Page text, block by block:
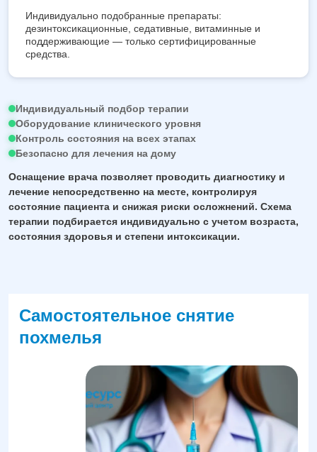
Индивидуально подобранные препараты:
дезинтоксикационные, седативные, витаминные и
поддерживающие — только сертифицированные
средства.
Индивидуальный подбор терапии
Оборудование клинического уровня
Контроль состояния на всех этапах
Безопасно для лечения на дому
Оснащение врача позволяет проводить диагностику и
лечение непосредственно на месте, контролируя
состояние пациента и снижая риски осложнений. Схема
терапии подбирается индивидуально с учетом возраста,
состояния здоровья и степени интоксикации.
Самостоятельное снятие
похмелья